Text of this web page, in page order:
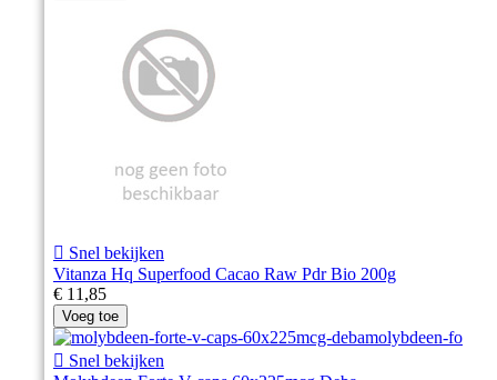
 Snel bekijken
Vitanza Hq Superfood Cacao Raw Pdr Bio 200g
€ 11,85
Voeg toe
 Snel bekijken